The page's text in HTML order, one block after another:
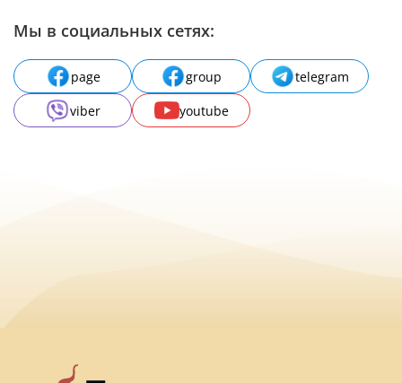
Мы в социальных сетях:
page group
telegram
viber
youtube